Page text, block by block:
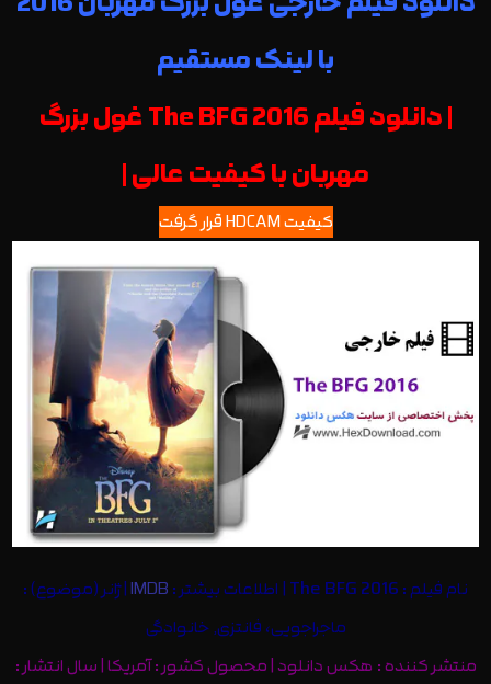
با لینک مستقیم
| دانلود فیلم The BFG 2016 غول بزرگ
مهربان با کیفیت عالی |
کیفیت HDCAM قرار گرفت
نام فیلم :The BFG 2016| اطلاعات بیشتر :IMDB| ژانر (موضوع) :
ماجراجویی، فانتزی, خانوادگی
منتشر کننده : هکس دانلود | محصول کشور : آمریکا | سال انتشار :